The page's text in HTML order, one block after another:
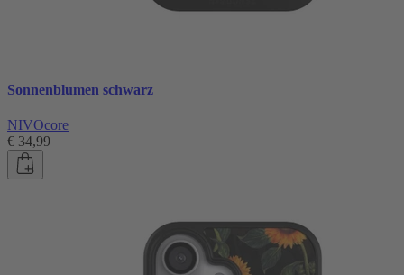
Sonnenblumen schwarz
NIVOcore
€ 34,99